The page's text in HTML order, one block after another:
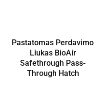
Pastatomas Perdavimo
Liukas BioAir
Safethrough Pass-
Through Hatch